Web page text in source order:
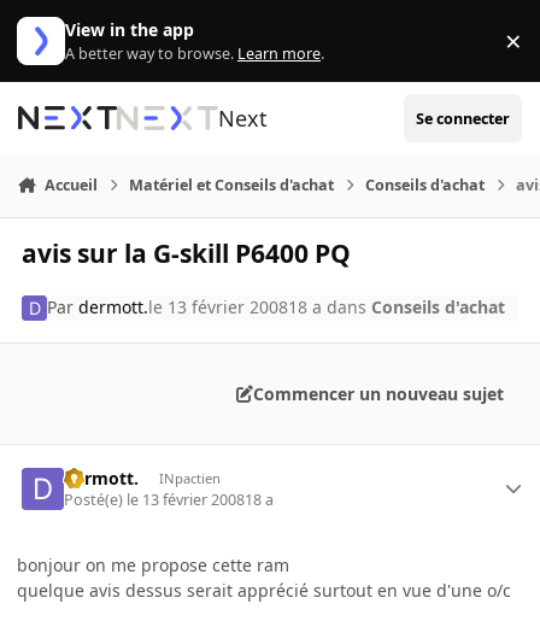
Aller au contenu
View in the app
A better way to browse. Learn more. ×
Next Se connecter
Accueil Matériel et Conseils d'achat Conseils d'achat
avis sur la G-skill P6400 PQ
Pardermott.le 13 février 200818 a dans Conseils d'achat
Commencer un nouveau sujet
dermott. INpactien
Posté(e) le 13 février 200818 a
bonjour on me propose cette ram
quelque avis dessus serait apprécié surtout en vue d'une o/c